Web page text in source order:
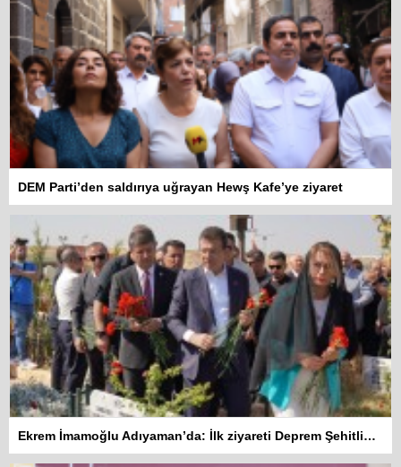
DEM Parti’den saldırıya uğrayan Hewş Kafe’ye ziyaret
Ekrem İmamoğlu Adıyaman’da: İlk ziyareti Deprem Şehitliğine